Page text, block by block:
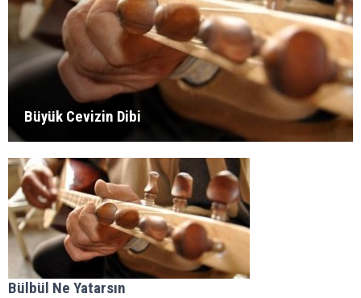
Büyük Cevizin Dibi
Bülbül Ne Yatarsın